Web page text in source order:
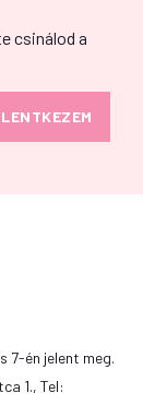
csinálod a
7-én jelent meg.
1., Tel: